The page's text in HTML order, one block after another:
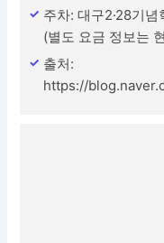
주차: 대구2·28기
(별도 요금 정보는
출처:
https://